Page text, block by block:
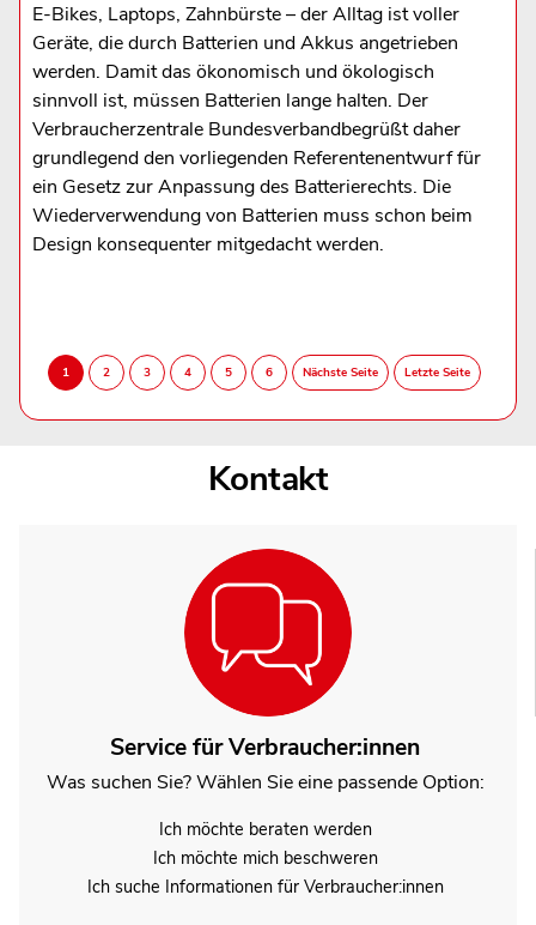
E-Bikes, Laptops, Zahnbürste – der Alltag ist voller
Geräte, die durch Batterien und Akkus angetrieben
werden. Damit das ökonomisch und ökologisch
sinnvoll ist, müssen Batterien lange halten. Der
Verbraucherzentrale Bundesverbandbegrüßt daher
grundlegend den vorliegenden Referentenentwurf für
ein Gesetz zur Anpassung des Batterierechts. Die
Wiederverwendung von Batterien muss schon beim
Design konsequenter mitgedacht werden.
Kontakt
Service für Verbraucher:innen
Was suchen Sie? Wählen Sie eine passende Option:
Ich möchte beraten werden
Ich möchte mich beschweren
Ich suche Informationen für Verbraucher:innen